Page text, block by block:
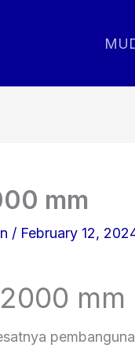
mm
/ February 12,
mm